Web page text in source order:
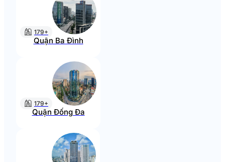
179+
Quận Ba Đình
179+
Quận Đống Đa